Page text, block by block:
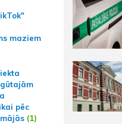
maziem
pēc
(1)